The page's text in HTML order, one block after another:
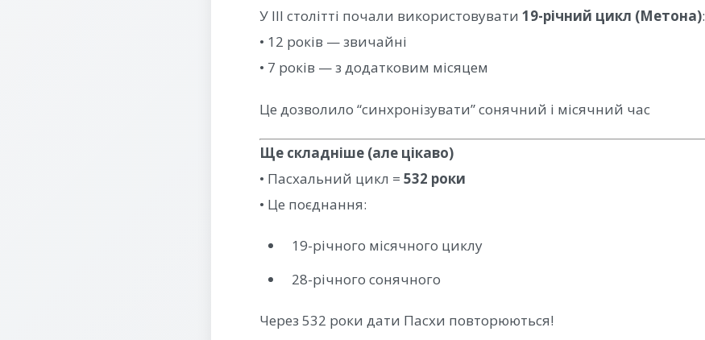
У III столітті почали використовувати 19-річний цикл (Метона):
• 12 років — звичайні
• 7 років — з додатковим місяцем
Це дозволило “синхронізувати” сонячний і місячний час
Ще складніше (але цікаво)
• Пасхальний цикл = 532 роки
• Це поєднання:
19-річного місячного циклу
28-річного сонячного
Через 532 роки дати Пасхи повторюються!